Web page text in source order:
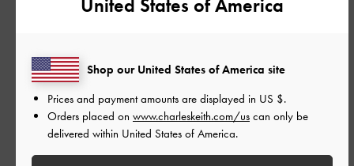
ご利用者様
いろいろなタイプの服にマッチ
します。そして歩きやすい。な
United States of America
Shop our United States of America site
Prices and payment amounts are displayed in US $.
Orders placed on www.charleskeith.com/us can only be
delivered within United States of America.